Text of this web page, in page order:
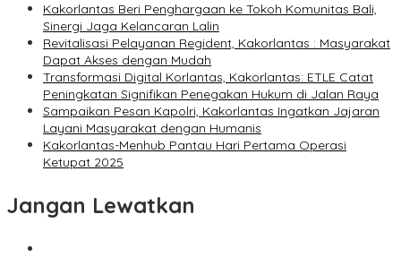
Kakorlantas Beri Penghargaan ke Tokoh Komunitas Bali,
Sinergi Jaga Kelancaran Lalin
Revitalisasi Pelayanan Regident, Kakorlantas : Masyarakat
Dapat Akses dengan Mudah
Transformasi Digital Korlantas, Kakorlantas: ETLE Catat
Peningkatan Signifikan Penegakan Hukum di Jalan Raya
Sampaikan Pesan Kapolri, Kakorlantas Ingatkan Jajaran
Layani Masyarakat dengan Humanis
Kakorlantas-Menhub Pantau Hari Pertama Operasi
Ketupat 2025
Jangan Lewatkan